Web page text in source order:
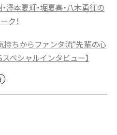
澤本夏輝・堀夏喜・八木勇征の
ク！
ちからファンタ流“先輩の心
ペシャルインタビュー】